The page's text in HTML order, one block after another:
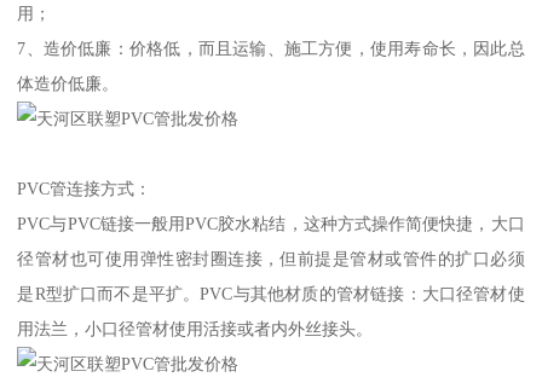
用；
7、造价低廉：价格低，而且运输、施工方便，使用寿命长，因此总
体造价低廉。
PVC管连接方式：
PVC与PVC链接一般用PVC胶水粘结，这种方式操作简便快捷，大口
径管材也可使用弹性密封圈连接，但前提是管材或管件的扩口必须
是R型扩口而不是平扩。PVC与其他材质的管材链接：大口径管材使
用法兰，小口径管材使用活接或者内外丝接头。